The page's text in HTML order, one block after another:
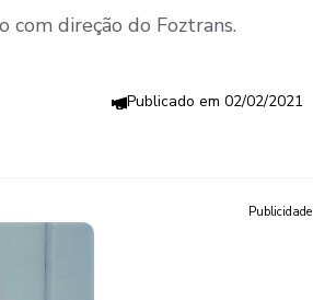
com direção do Foztrans.
02/02/2021
Publicidade